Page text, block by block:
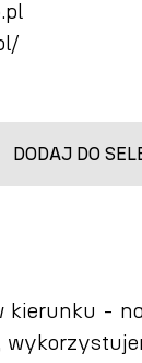
DODAJ DO
kierunku -